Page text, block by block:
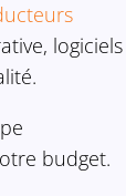
logiciels
budget.